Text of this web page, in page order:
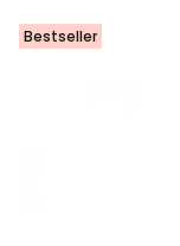
Bestseller